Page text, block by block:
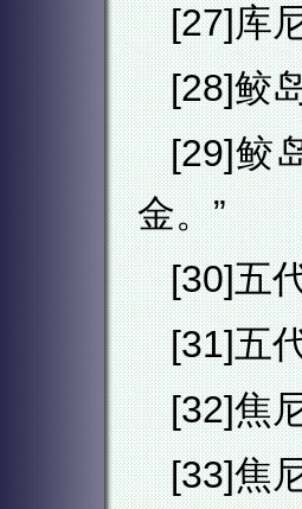
[27]库
[28]鲛
[29]鲛
金。”
[30]五
[31]五
[32]焦
[33]焦